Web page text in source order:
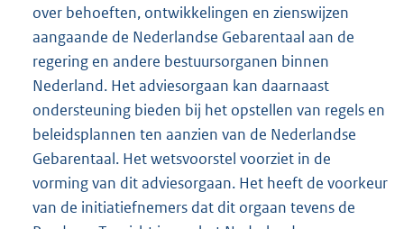
over behoeften, ontwikkelingen en zienswijzen
aangaande de Nederlandse Gebarentaal aan de
regering en andere bestuursorganen binnen
Nederland. Het adviesorgaan kan daarnaast
ondersteuning bieden bij het opstellen van regels en
beleidsplannen ten aanzien van de Nederlandse
Gebarentaal. Het wetsvoorstel voorziet in de
vorming van dit adviesorgaan. Het heeft de voorkeur
van de initiatiefnemers dat dit orgaan tevens de